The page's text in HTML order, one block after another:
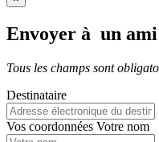
Envoyer à un ami
Tous les champs sont
Destinataire
Vos coordonnées Votre nom